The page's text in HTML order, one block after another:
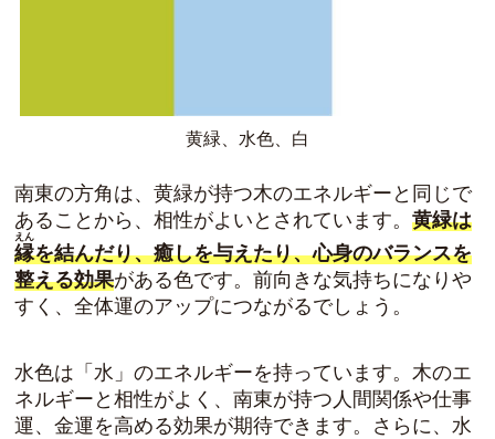
黄緑、水色、白
南東の方角は、黄緑が持つ木のエネルギーと同じで
あることから、相性がよいとされています。黄緑は
縁
えん
を結んだり、癒しを与えたり、心身のバランスを
整える効果がある色です。前向きな気持ちになりや
すく、全体運のアップにつながるでしょう。
水色は「水」のエネルギーを持っています。木のエ
ネルギーと相性がよく、南東が持つ人間関係や仕事
運、金運を高める効果が期待できます。さらに、水